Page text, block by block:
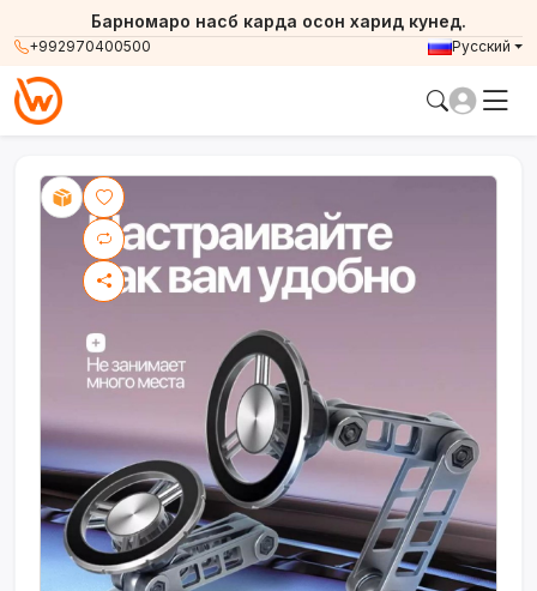
+992970400500
Барномаро насб карда осон харид кунед.
Русский